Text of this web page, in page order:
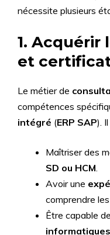
nécessite plusieurs
1. Acquérir
et
Le métier de
compétences
intégré (ERP SAP).
Maîtriser des
SD ou HCM.
Avoir une
comprendre
Être capable de